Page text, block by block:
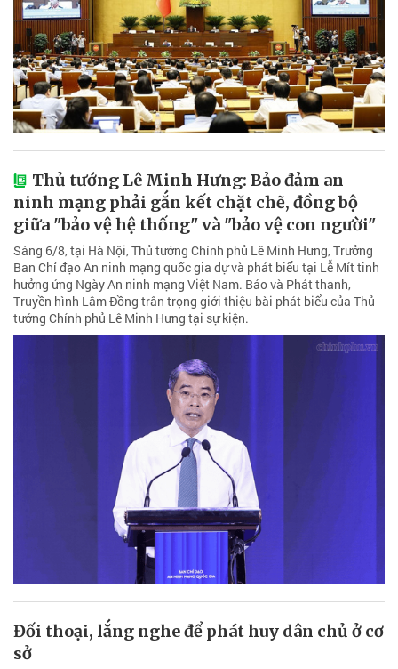
Thủ tướng Lê Minh Hưng: Bảo đảm an
ninh mạng phải gắn kết chặt chẽ, đồng bộ
giữa "bảo vệ hệ thống" và "bảo vệ con người"
Sáng 6/8, tại Hà Nội, Thủ tướng Chính phủ Lê Minh Hưng, Trưởng
Ban Chỉ đạo An ninh mạng quốc gia dự và phát biểu tại Lễ Mít tinh
hưởng ứng Ngày An ninh mạng Việt Nam. Báo và Phát thanh,
Truyền hình Lâm Đồng trân trọng giới thiệu bài phát biểu của Thủ
tướng Chính phủ Lê Minh Hưng tại sự kiện.
Đối thoại, lắng nghe để phát huy dân chủ ở cơ
sở